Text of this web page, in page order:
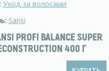
Уход за волосами
Sansi
PROFI BALANCE SUPER
400 Г